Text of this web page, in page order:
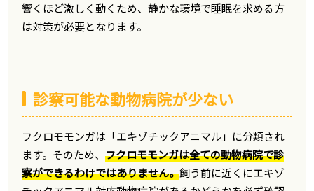
響くほど激しく動くため、静かな環境で睡眠を求める方
は対策が必要となります。
診察可能な動物病院が少ない
フクロモモンガは「エキゾチックアニマル」に分類され
ます。そのため、フクロモモンガは全ての動物病院で診
察ができるわけではありません。飼う前に近くにエキゾ